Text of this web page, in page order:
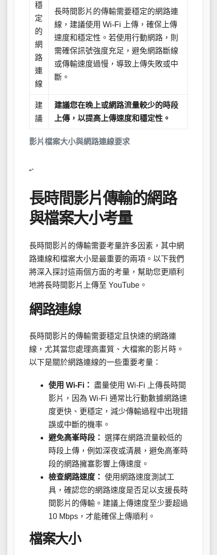
影片檔案大小與網路連線要求
穩
定
的
網
路
連
線
長時間影片的傳輸需要穩定的網路連
線，建議使用 Wi-Fi 上傳，確保上傳
速度和穩定性。若使用行動網路，則
需確保訊號強度充足，避免網路斷線
或傳輸速度過慢，導致上傳失敗或中
斷。
建
議
建議您在晚上或網路流量較少的時段
上傳，以提高上傳速度和穩定性。
“`
長時間影片傳輸的網路
與檔案大小考量
長時間影片的傳輸需要考量許多因素，其中網
路連線和檔案大小是最重要的兩項。以下我們
將深入探討這兩個方面的考量，幫助您更順利
地將長時間影片上傳至 YouTube。
網路連線
長時間影片的傳輸需要穩定且快速的網路連
線，尤其當您處理高畫質、大檔案的影片時。
以下是關於網路連線的一些重要考量：
使用 Wi-Fi： 盡量使用 Wi-Fi 上傳長時間
影片，因為 Wi-Fi 通常比行動數據網路速
度更快、更穩定，減少傳輸過程中出現錯
誤或中斷的機率。
避免高峯時段： 選擇在網路流量較低的
時段上傳，例如深夜或清晨，避免高峯時
段的網路擁塞影響上傳速度。
檢查網路速度： 使用網路速度測試工
具，確認您的網路速度是否足以支援長時
間影片的傳輸。建議上傳速度至少要超過
10 Mbps，才能確保上傳順利。
檔案大小